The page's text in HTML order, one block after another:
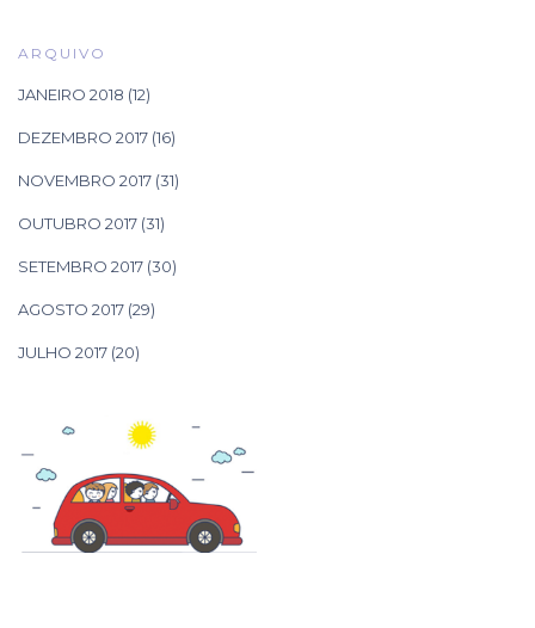
ARQUIVO
JANEIRO 2018 (12)
DEZEMBRO 2017 (16)
NOVEMBRO 2017 (31)
OUTUBRO 2017 (31)
SETEMBRO 2017 (30)
AGOSTO 2017 (29)
JULHO 2017 (20)